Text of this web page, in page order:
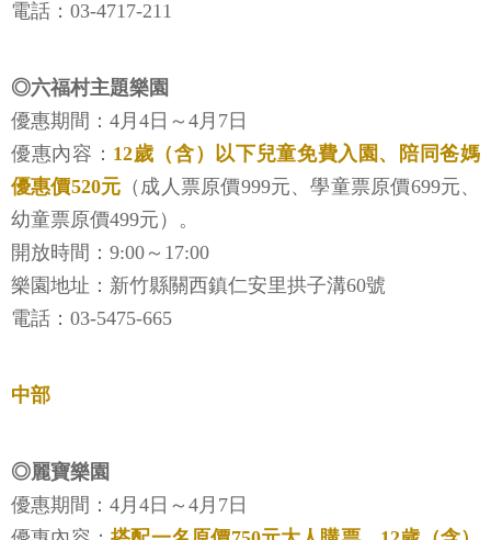
電話：03-4717-211
◎六福村主題樂園
優惠期間：4月4日～4月7日
優惠內容： 12歲（含）以下兒童免費入園、陪同爸媽
優惠價520元 （成人票原價999元、學童票原價699元、
幼童票原價499元）。
開放時間：9:00～17:00
樂園地址：新竹縣關西鎮仁安里拱子溝60號
電話：03-5475-665
中部
◎麗寶樂園
優惠期間：4月4日～4月7日